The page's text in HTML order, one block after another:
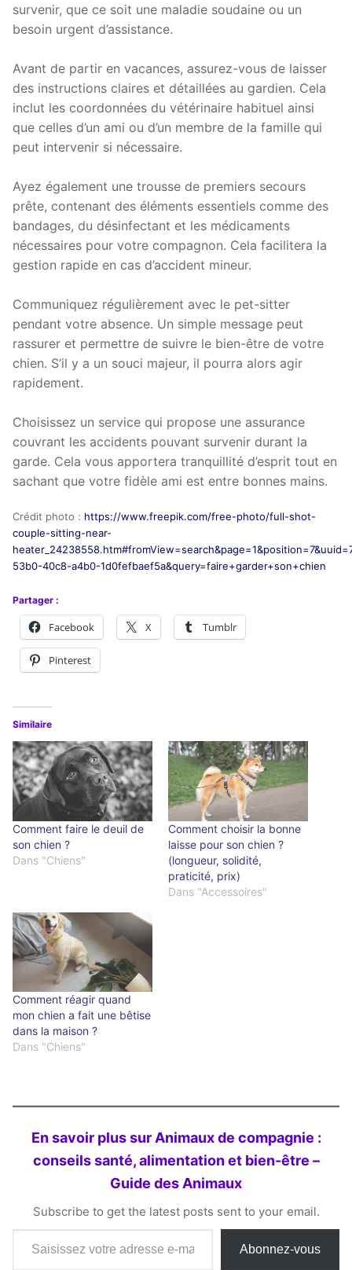
survenir, que ce soit une maladie soudaine ou un
besoin urgent d’assistance.
Avant de partir en vacances, assurez-vous de laisser
des instructions claires et détaillées au gardien. Cela
inclut les coordonnées du vétérinaire habituel ainsi
que celles d’un ami ou d’un membre de la famille qui
peut intervenir si nécessaire.
Ayez également une trousse de premiers secours
prête, contenant des éléments essentiels comme des
bandages, du désinfectant et les médicaments
nécessaires pour votre compagnon. Cela facilitera la
gestion rapide en cas d’accident mineur.
Communiquez régulièrement avec le pet-sitter
pendant votre absence. Un simple message peut
rassurer et permettre de suivre le bien-être de votre
chien. S’il y a un souci majeur, il pourra alors agir
rapidement.
Choisissez un service qui propose une assurance
couvrant les accidents pouvant survenir durant la
garde. Cela vous apportera tranquillité d’esprit tout en
sachant que votre fidèle ami est entre bonnes mains.
Crédit photo : https://www.freepik.com/free-photo/full-shot-
couple-sitting-near-
53b0-40c8-a4b0-1d0fefbaef5a&query=faire+garder+son+chien
Partager :
Facebook X Tumblr
Pinterest
Similaire
Comment faire le deuil de
son chien ?
Dans "Chiens"
Comment choisir la bonne
laisse pour son chien ?
(longueur, solidité,
praticité, prix)
Dans "Accessoires"
Comment réagir quand
mon chien a fait une bêtise
dans la maison ?
Dans "Chiens"
En savoir plus sur Animaux de compagnie :
conseils santé, alimentation et bien-être –
Guide des Animaux
Subscribe to get the latest posts sent to your email.
Saisissez votre adresse e-mail…
Abonnez-vous